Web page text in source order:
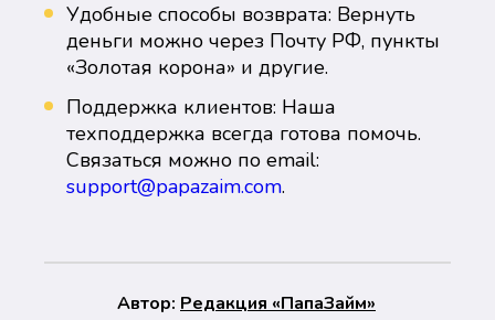
Удобные способы возврата: Вернуть
деньги можно через Почту РФ, пункты
«Золотая корона» и другие.
Поддержка клиентов: Наша
техподдержка всегда готова помочь.
Связаться можно по email:
support@papazaim.com.
Автор: Peдaкция «ПапаЗайм»